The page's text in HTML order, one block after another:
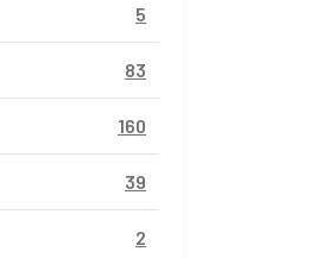
5
83
160
39
2